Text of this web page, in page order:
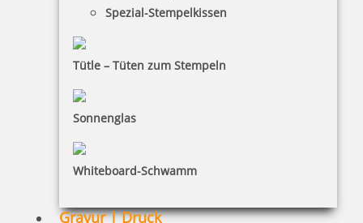
Spezial-Stempelkissen
Tütle – Tüten zum Stempeln
Sonnenglas
Whiteboard-Schwamm
Gravur | Druck
Zahlungsbedingungen
Bestellhinweise
INFORMATIONEN
Impressum